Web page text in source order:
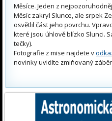
Měsíce. Jeden z
Měsíc zakryl Slunce, ale srpek
osvětlil část jeho povrchu.
které jsou úhlově blízko Slunci.
tečky).
Fotografie z mise najdete v
novinky uvidíte zmiňovaný